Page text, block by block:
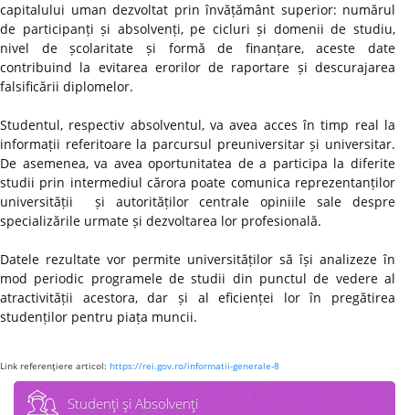
capitalului uman dezvoltat prin învățământ superior: numărul
de participanți și absolvenți, pe cicluri și domenii de studiu,
nivel de școlaritate și formă de finanțare, aceste date
contribuind la evitarea erorilor de raportare și descurajarea
falsificării diplomelor.
Studentul, respectiv absolventul, va avea acces în timp real la
informații referitoare la parcursul preuniversitar și universitar.
De asemenea, va avea oportunitatea de a participa la diferite
studii prin intermediul cărora poate comunica reprezentanților
universității și autorităților centrale opiniile sale despre
specializările urmate și dezvoltarea lor profesională.
Datele rezultate vor permite universităților să își analizeze în
mod periodic programele de studii din punctul de vedere al
atractivității acestora, dar și al eficienței lor în pregătirea
studenților pentru piața muncii.
Link referenţiere articol: https://rei.gov.ro/informatii-generale-8
Studenţi şi Absolvenţi